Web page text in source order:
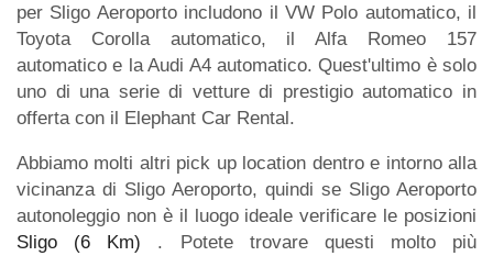
per Sligo Aeroporto includono il VW Polo automatico, il
Toyota Corolla automatico, il Alfa Romeo 157
automatico e la Audi A4 automatico. Quest'ultimo è solo
uno di una serie di vetture di prestigio automatico in
offerta con il Elephant Car Rental.
Abbiamo molti altri pick up location dentro e intorno alla
vicinanza di Sligo Aeroporto, quindi se Sligo Aeroporto
autonoleggio non è il luogo ideale verificare le posizioni
Sligo (6 Km) . Potete trovare questi molto più